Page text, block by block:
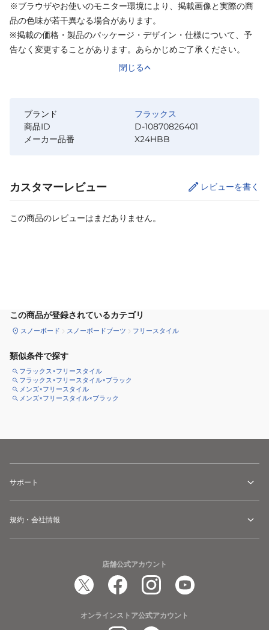
※ブラウザやお使いのモニター環境により、掲載画像と実際の商
品の色味が若干異なる場合があります。
※掲載の価格・製品のパッケージ・デザイン・仕様について、予
告なく変更することがあります。あらかじめご了承ください。
閉じる
ブランド
フラックス
商品ID
D-10870826401
メーカー品番
X24HBB
カスタマーレビュー レビューを書く
この商品のレビューはまだありません。
この商品が登録されているカテゴリ
スノーボード スノーボードブーツ フリースタイル
類似条件で探す
フラックス×フリースタイル
フラックス×フリースタイル×ブラック
メンズ×フリースタイル
メンズ×フリースタイル×ブラック
サポート
規約・会社情報
店舗公式アカウント
オンラインストア公式アカウント